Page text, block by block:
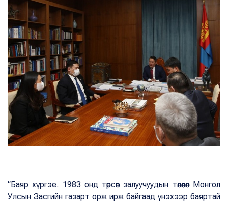
“Баяр хүргэе. 1983 онд төрсөн залуучуудын төлөөлөл Монгол
Улсын Засгийн газарт орж ирж байгаад үнэхээр баяртай